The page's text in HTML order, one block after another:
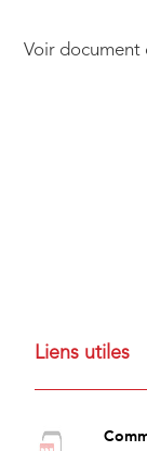
Voir document
Liens utiles